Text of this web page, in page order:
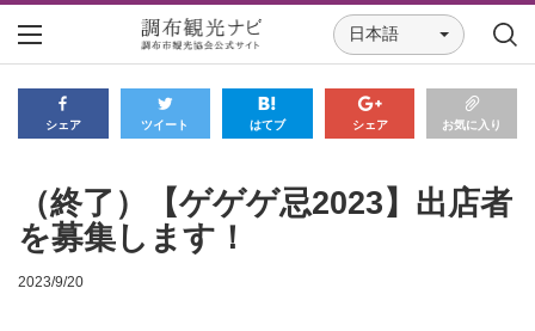
日本語
シェア ツイート はてブ シェア お気に入り
（終了）【ゲゲゲ忌2023】出店者
を募集します！
2023/9/20